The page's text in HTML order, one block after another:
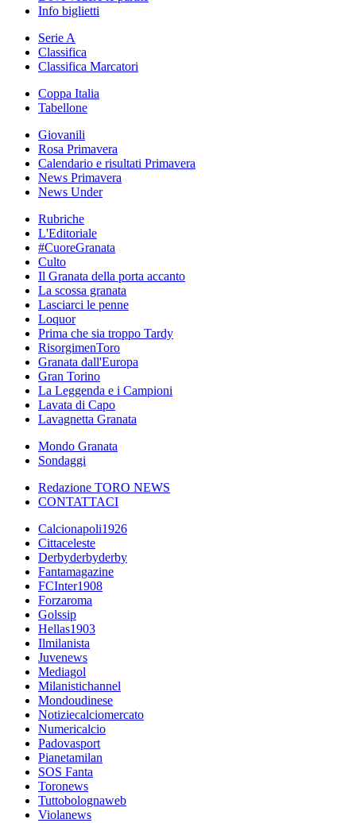
Info biglietti
Serie A
Classifica
Classifica Marcatori
Coppa Italia
Tabellone
Giovanili
Rosa Primavera
Calendario e risultati Primavera
News Primavera
News Under
Rubriche
L'Editoriale
#CuoreGranata
Culto
Il Granata della porta accanto
La scossa granata
Lasciarci le penne
Loquor
Prima che sia troppo Tardy
RisorgimenToro
Granata dall'Europa
Gran Torino
La Leggenda e i Campioni
Lavata di Capo
Lavagnetta Granata
Mondo Granata
Sondaggi
Redazione TORO NEWS
CONTATTACI
Calcionapoli1926
Cittaceleste
Derbyderbyderby
Fantamagazine
FCInter1908
Forzaroma
Golssip
Hellas1903
Ilmilanista
Juvenews
Mediagol
Milanistichannel
Mondoudinese
Notiziecalciomercato
Numericalcio
Padovasport
Pianetamilan
SOS Fanta
Toronews
Tuttobolognaweb
Violanews